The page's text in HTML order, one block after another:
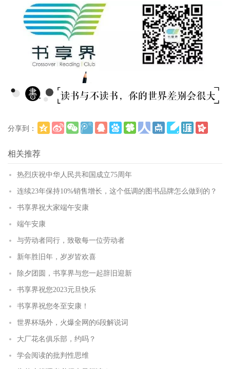
分享到：
相关推荐
热烈庆祝中华人民共和国成立75周年
连续23年保持10%销售增长，这个低调的图书品牌怎么做到的？
书享界祝大家端午安康
端午安康
与劳动者同行，致敬每一位劳动者
新年胜旧年，岁岁皆欢喜
除夕团圆，书享界与您一起辞旧迎新
书享界祝您2023元旦快乐
书享界祝您冬至安康！
世界杯场外，火爆全网的6段解说词
大厂花名俱乐部，约吗？
学会阅读的批判性思维